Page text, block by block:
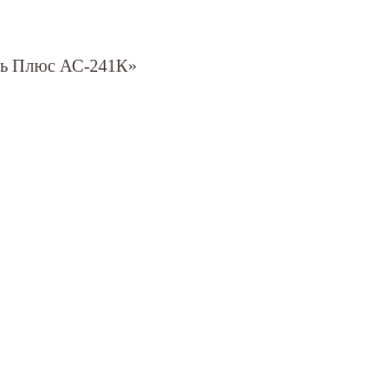
Плюс АС-241К»